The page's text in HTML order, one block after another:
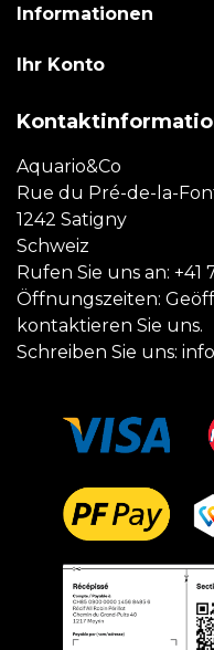
Informationen
Ihr Konto
Aquario&Co
Rue du Pré-de-la-
1242 Satigny
Schweiz
Rufen Sie uns an: +41
Öffnungszeiten:
kontaktieren Sie uns.
Schreiben Sie uns: